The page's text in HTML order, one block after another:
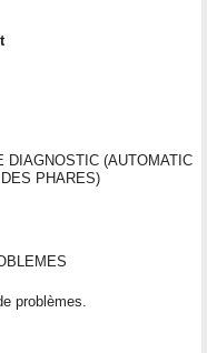
DIAGNOSTIC (AUTOMATIC
PHARES)
problèmes.